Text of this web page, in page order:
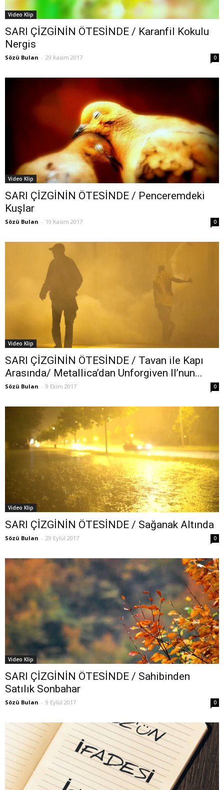
Video Klip
SARI ÇİZGİNİN ÖTESİNDE / Karanfil Kokulu
Nergis
Sözü Bulan - 29 Kasım 2017 0
Video Klip
SARI ÇİZGİNİN ÖTESİNDE / Penceremdeki
Kuşlar
Sözü Bulan - 19 Kasım 2017 0
Video Klip
SARI ÇİZGİNİN ÖTESİNDE / Tavan ile Kapı
Arasında/ Metallica’dan Unforgiven II’nun...
Sözü Bulan - 9 Ekim 2017 0
Video Klip
SARI ÇİZGİNİN ÖTESİNDE / Sağanak Altında
Sözü Bulan - 29 Eylül 2017 0
Video Klip
SARI ÇİZGİNİN ÖTESİNDE / Sahibinden
Satılık Sonbahar
Sözü Bulan - 9 Eylül 2017 0